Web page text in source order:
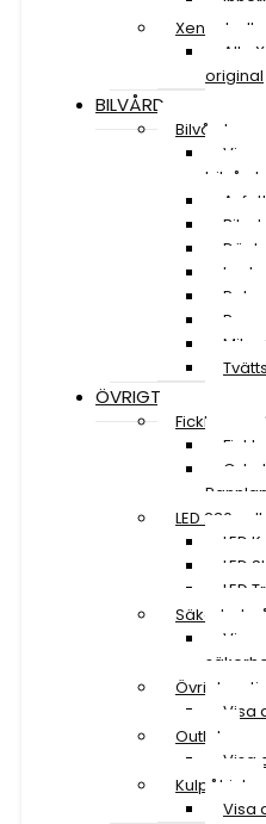
Alla
original
BILVÅRD
Bilvård
Visa
ÖVRIGT
Ficklampor
LED 230 volt
LED
LED
LED
Säkerhet
Visa
Övrigt
Visa
Outlet
Visa
Kulpåhjul
Visa